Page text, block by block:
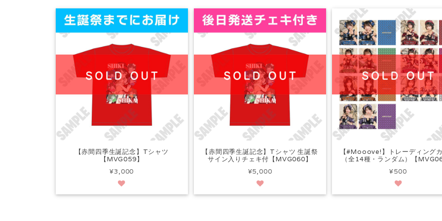
【赤間四季生誕記念】Tシャツ
【MVG059】
¥3,000
【赤間四季生誕記念】Tシャツ 生誕祭
サイン入りチェキ付【MVG060】
¥5,000
【#Mooove!】トレーディング
（全14種・ランダム）【
¥500